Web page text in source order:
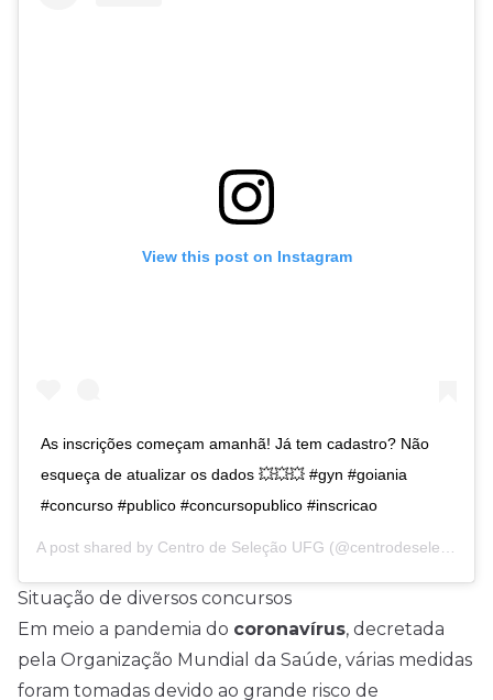
View this post on Instagram
As inscrições começam amanhã! Já tem cadastro? Não
esqueça de atualizar os dados 💥💥💥 #gyn #goiania
#concurso #publico #concursopublico #inscricao
A post shared by Centro de Seleção UFG (@centrodeselecaoufg) on
Situação de diversos concursos
Em meio a pandemia do coronavírus, decretada
pela Organização Mundial da Saúde, várias medidas
foram tomadas devido ao grande risco de